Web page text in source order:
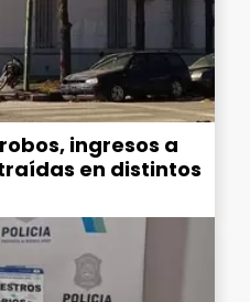
ingresos a
en distintos